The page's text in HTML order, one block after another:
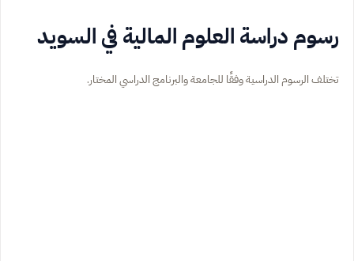
رسوم دراسة العلوم المالية في السويد
تختلف الرسوم الدراسية وفقًا للجامعة والبرنامج الدراسي المختار.